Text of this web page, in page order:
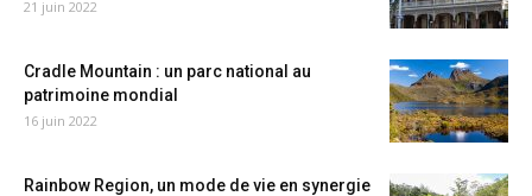
21 juin 2022
Cradle Mountain : un parc national au
patrimoine mondial
16 juin 2022
Rainbow Region, un mode de vie en synergie